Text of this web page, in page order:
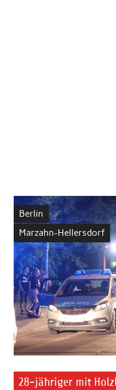
Berlin
Marzahn-Hellersdorf
28-jähriger mit